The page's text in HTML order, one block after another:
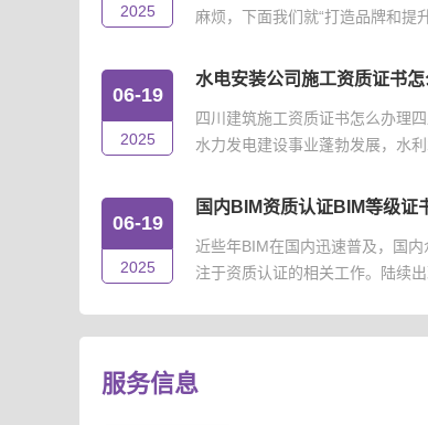
2025
麻烦，下面我们就“打造品牌和提
06-19
2025
水电安装公司施工资质证书
四川建筑施工资质证书怎么办理
水力发电建设事业蓬勃发展，水
06-19
2025
国内BIM资质认证BIM等级证
近些年BIM在国内迅速普及，国
注于资质认证的相关工作。陆续
服务信息